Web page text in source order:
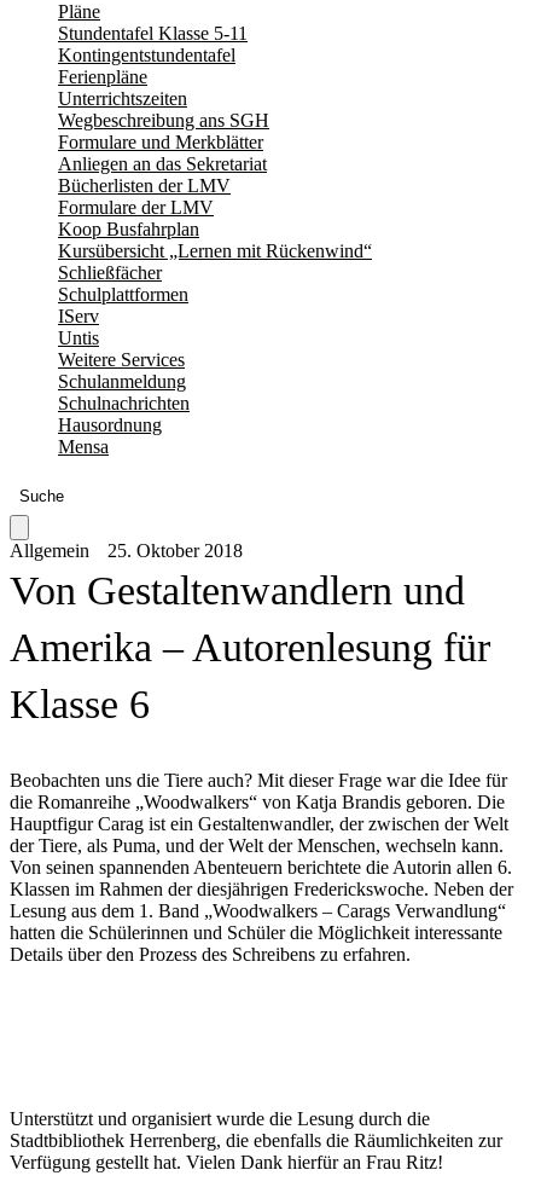
Pläne
Stundentafel Klasse 5-11
Kontingentstundentafel
Ferienpläne
Unterrichtszeiten
Wegbeschreibung ans SGH
Formulare und Merkblätter
Anliegen an das Sekretariat
Bücherlisten der LMV
Formulare der LMV
Koop Busfahrplan
Kursübersicht „Lernen mit Rückenwind“
Schließfächer
Schulplattformen
IServ
Untis
Weitere Services
Schulanmeldung
Schulnachrichten
Hausordnung
Mensa
Suche
Allgemein 25. Oktober 2018
Von Gestaltenwandlern und
Amerika – Autorenlesung für
Klasse 6
Beobachten uns die Tiere auch? Mit dieser Frage war die Idee für
die Romanreihe „Woodwalkers“ von Katja Brandis geboren. Die
Hauptfigur Carag ist ein Gestaltenwandler, der zwischen der Welt
der Tiere, als Puma, und der Welt der Menschen, wechseln kann.
Von seinen spannenden Abenteuern berichtete die Autorin allen 6.
Klassen im Rahmen der diesjährigen Frederickswoche. Neben der
Lesung aus dem 1. Band „Woodwalkers – Carags Verwandlung“
hatten die Schülerinnen und Schüler die Möglichkeit interessante
Details über den Prozess des Schreibens zu erfahren.
Unterstützt und organisiert wurde die Lesung durch die
Stadtbibliothek Herrenberg, die ebenfalls die Räumlichkeiten zur
Verfügung gestellt hat. Vielen Dank hierfür an Frau Ritz!